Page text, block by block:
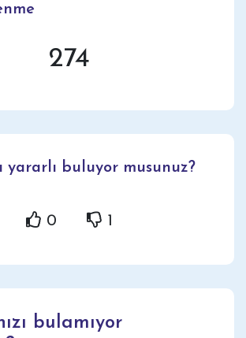
274
yararlı buluyor musunuz?
0 1
bulamıyor